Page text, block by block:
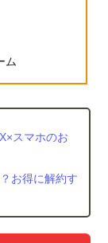
ム
スマホのお
お得に解約す